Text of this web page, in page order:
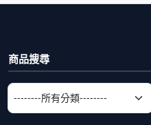
商品搜尋
選擇商品分類
搜尋商品關鍵字